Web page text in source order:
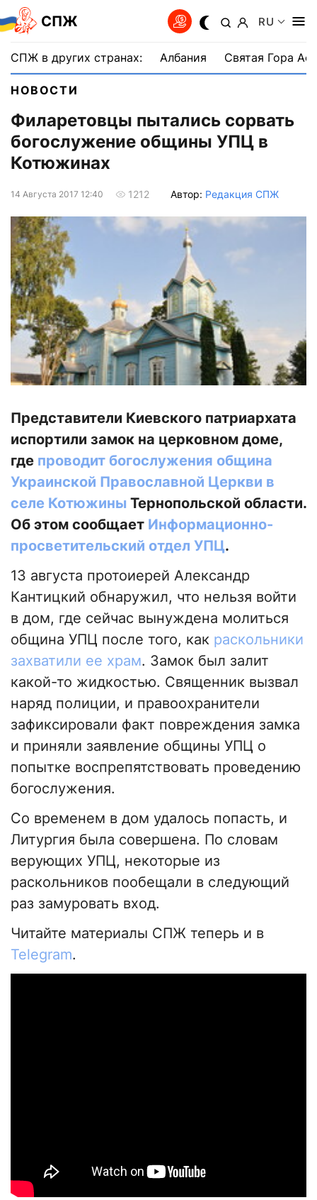
СПЖ RU
СПЖ в других странах: Албания Святая Гора
НОВОСТИ
Филаретовцы пытались сорвать
богослужение общины УПЦ в
Котюжинах
14 Августа 2017 12:40 1212 Автор: Редакция СПЖ
Представители Киевского патриархата
испортили замок на церковном доме,
где проводит богослужения община
Украинской Православной Церкви в
селе Котюжины Тернопольской области.
Об этом сообщает Информационно-
просветительский отдел УПЦ.
13 августа протоиерей Александр
Кантицкий обнаружил, что нельзя войти
в дом, где сейчас вынуждена молиться
община УПЦ после того, как раскольники
захватили ее храм. Замок был залит
какой-то жидкостью. Священник вызвал
наряд полиции, и правоохранители
зафиксировали факт повреждения замка
и приняли заявление общины УПЦ о
попытке воспрепятствовать проведению
богослужения.
Со временем в дом удалось попасть, и
Литургия была совершена. По словам
верующих УПЦ, некоторые из
раскольников пообещали в следующий
раз замуровать вход.
Читайте материалы СПЖ теперь и в
Telegram.